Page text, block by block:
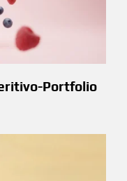
Portfolio